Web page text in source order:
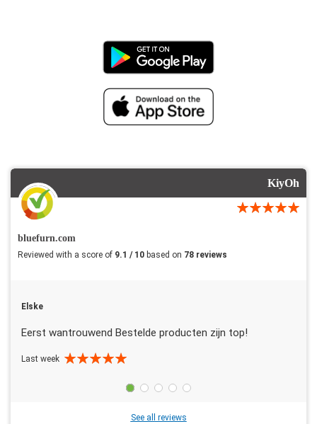
KiyOh
bluefurn.com
Reviewed with a score of 9.1 / 10 based on 78 reviews
Elske
Eerst wantrouwend Bestelde producten zijn top!
Last week
See all reviews